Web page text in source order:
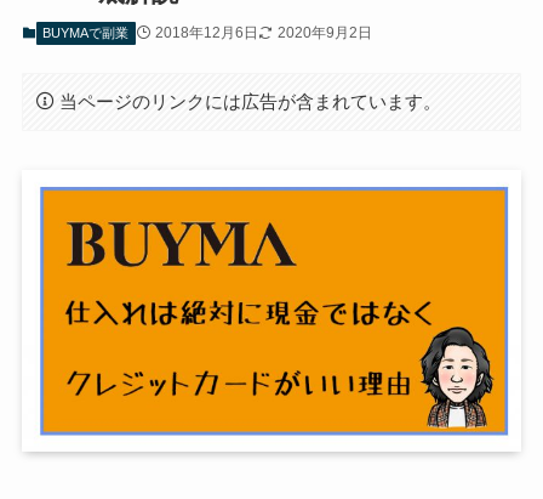
BUYMAで副業 2018年12月6日 2020年9月2日
当ページのリンクには広告が含まれています。